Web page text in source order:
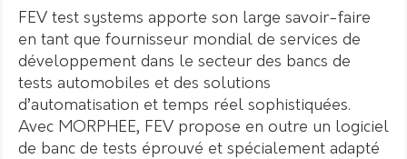
FEV test systems apporte son large savoir-faire
en tant que fournisseur mondial de services de
développement dans le secteur des bancs de
tests automobiles et des solutions
d’automatisation et temps réel sophistiquées.
Avec MORPHEE, FEV propose en outre un logiciel
de banc de tests éprouvé et spécialement adapté